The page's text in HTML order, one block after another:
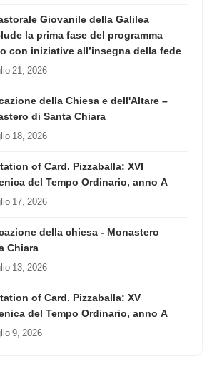
Giovanile della Galilea
la prima fase del programma
con iniziative all’insegna della fede
21, 2026
della Chiesa e dell'Altare –
di Santa Chiara
18, 2026
of Card. Pizzaballa: XVI
del Tempo Ordinario, anno A
17, 2026
della chiesa - Monastero
Chiara
13, 2026
of Card. Pizzaballa: XV
del Tempo Ordinario, anno A
9, 2026